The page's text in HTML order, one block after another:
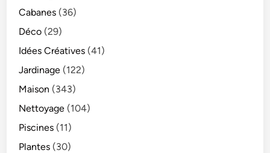
Cabanes (36)
Déco (29)
Idées Créatives (41)
Jardinage (122)
Maison (343)
Nettoyage (104)
Piscines (11)
Plantes (30)